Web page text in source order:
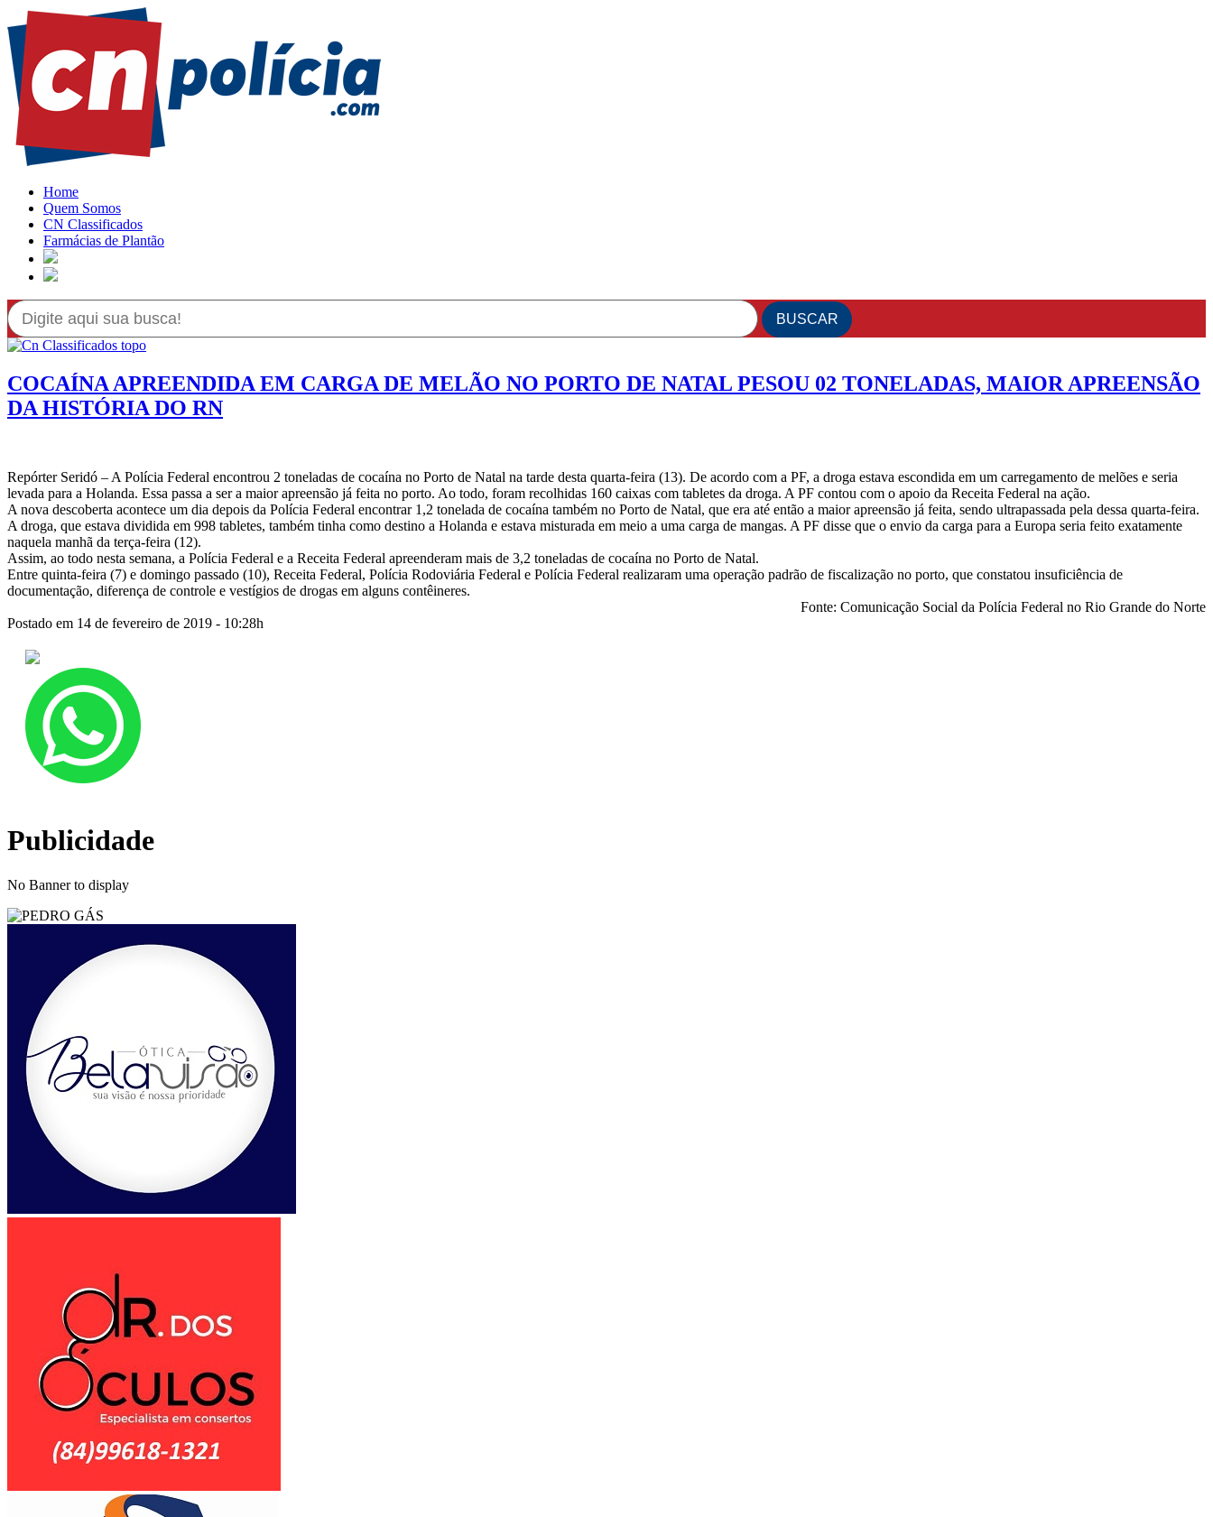
Home
Quem Somos
CN Classificados
Farmácias de Plantão
COCAÍNA APREENDIDA EM CARGA DE MELÃO NO PORTO DE NATAL PESOU 02 TONELADAS, MAIOR APREENSÃO
DA HISTÓRIA DO RN
Repórter Seridó – A Polícia Federal encontrou 2 toneladas de cocaína no Porto de Natal na tarde desta quarta-feira (13). De acordo com a PF, a droga estava escondida em um carregamento de melões e seria
levada para a Holanda. Essa passa a ser a maior apreensão já feita no porto. Ao todo, foram recolhidas 160 caixas com tabletes da droga. A PF contou com o apoio da Receita Federal na ação.
A nova descoberta acontece um dia depois da Polícia Federal encontrar 1,2 tonelada de cocaína também no Porto de Natal, que era até então a maior apreensão já feita, sendo ultrapassada pela dessa quarta-feira.
A droga, que estava dividida em 998 tabletes, também tinha como destino a Holanda e estava misturada em meio a uma carga de mangas. A PF disse que o envio da carga para a Europa seria feito exatamente
naquela manhã da terça-feira (12).
Assim, ao todo nesta semana, a Polícia Federal e a Receita Federal apreenderam mais de 3,2 toneladas de cocaína no Porto de Natal.
Entre quinta-feira (7) e domingo passado (10), Receita Federal, Polícia Rodoviária Federal e Polícia Federal realizaram uma operação padrão de fiscalização no porto, que constatou insuficiência de
documentação, diferença de controle e vestígios de drogas em alguns contêineres.
Fonte: Comunicação Social da Polícia Federal no Rio Grande do Norte
Postado em 14 de fevereiro de 2019 - 10:28h
Publicidade
No Banner to display